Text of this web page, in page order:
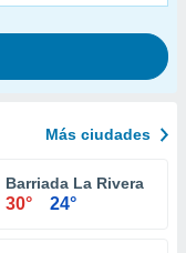
Más ciudades
Barriada La Rivera
30° 24°